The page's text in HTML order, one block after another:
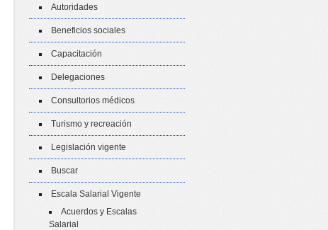
Autoridades
Beneficios sociales
Capacitación
Delegaciones
Consultorios médicos
Turismo y recreación
Legislación vigente
Buscar
Escala Salarial Vigente
Acuerdos y Escalas
Salarial